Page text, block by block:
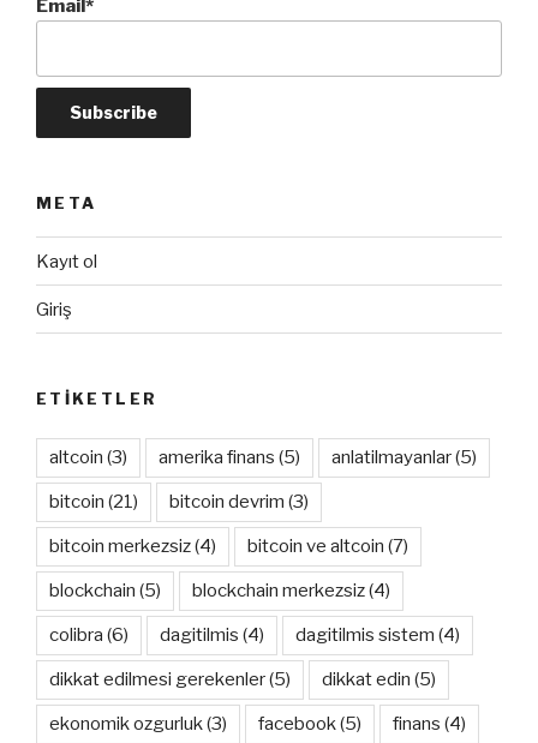
Email*
META
Kayıt ol
Giriş
ETIKETLER
altcoin (3) amerika finans (5) anlatilmayanlar(5)
bitcoin (21) bitcoin devrim (3)
bitcoin merkezsiz(4) bitcoin ve altcoin (7)
blockchain (5) blockchain merkezsiz(4)
colibra (6) dagitilmis (4) dagitilmis sistem (4)
dikkat edilmesi gerekenler(5) dikkat edin (5)
ekonomik ozgurluk(3) facebook(5) finans (4)